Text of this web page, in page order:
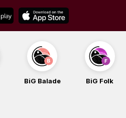
BiG Folk BiG iG